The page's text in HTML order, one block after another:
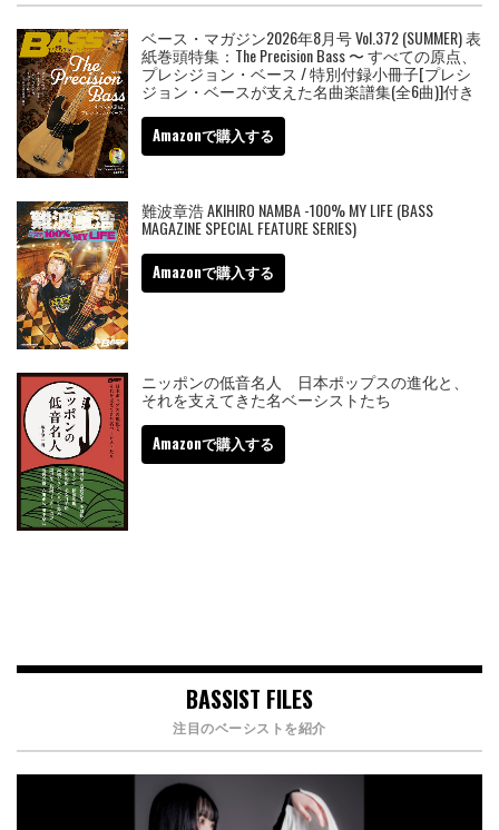
ベース・マガジン2026年8月号 Vol.372 (SUMMER) 表
紙巻頭特集：The Precision Bass 〜 すべての原点、
プレシジョン・ベース / 特別付録小冊子[プレシ
ジョン・ベースが支えた名曲楽譜集(全6曲)]付き
Amazonで購入する
難波章浩 AKIHIRO NAMBA -100% MY LIFE (BASS
MAGAZINE SPECIAL FEATURE SERIES)
Amazonで購入する
ニッポンの低音名人 日本ポップスの進化と、
それを支えてきた名ベーシストたち
Amazonで購入する
BASSIST FILES
注目のベーシストを紹介